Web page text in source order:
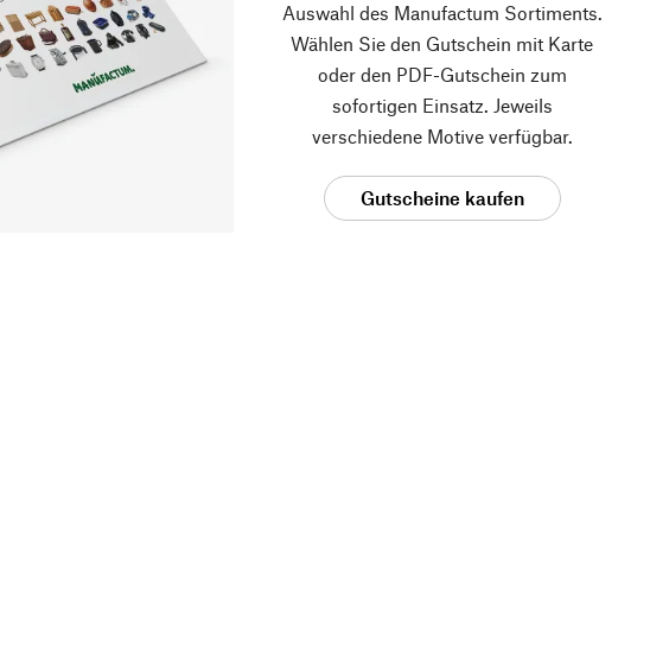
Auswahl des Manufactum Sortiments.
Wählen Sie den Gutschein mit Karte
oder den PDF-Gutschein zum
sofortigen Einsatz. Jeweils
verschiedene Motive verfügbar.
Gutscheine kaufen